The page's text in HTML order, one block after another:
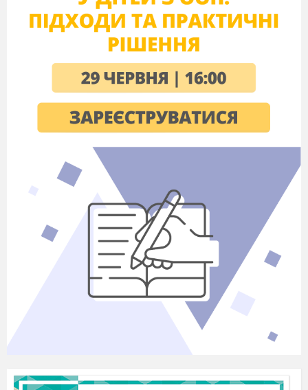
«
Ось вже чого не варто робити - так
- всі
більш терпимими, навпаки
думатимуть, навіщо ця
людина вийшла і
час. Так що хочете,
щоб на дрібні промахи
не звертали уваги -
будьте ще більш
до виступу вже на
сцені.
перевірити організаційні
моменти до початку.
Домовтеся про це з тими, хто за це відповідає, якщо у вас
немає особистого доступу. Якщо все ж сталися якісь
накладки, посміхайтеся і ведіть себе впевнено. Пам'ятайте:
для аудиторії має значення не те, що відбувається на сцені, а
слайди